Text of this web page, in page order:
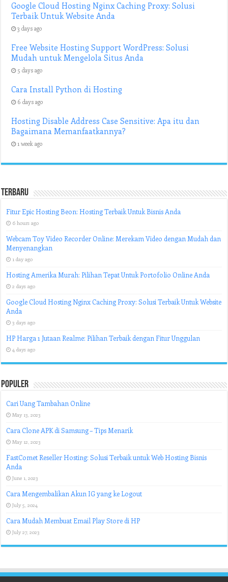
Google Cloud Hosting Nginx Caching Proxy: Solusi
Terbaik Untuk Website Anda
3 days ago
Free Website Hosting Support WordPress: Solusi
Mudah untuk Mengelola Situs Anda
5 days ago
Cara Install Python di Hosting
6 days ago
Hosting Disable Address Case Sensitive: Apa itu dan
Bagaimana Memanfaatkannya?
1 week ago
Terbaru
Fitur Epic Hosting Beon: Hosting Terbaik Untuk Bisnis Anda
6 hours ago
Webcam Toy Video Recorder Online: Merekam Video dengan Mudah dan
Menyenangkan
1 day ago
Hosting Amerika Murah: Pilihan Tepat Untuk Portofolio Online Anda
2 days ago
Google Cloud Hosting Nginx Caching Proxy: Solusi Terbaik Untuk Website
Anda
3 days ago
HP Harga 1 Jutaan Realme: Pilihan Terbaik dengan Fitur Unggulan
4 days ago
Populer
Cari Uang Tambahan Online
May 13, 2023
Cara Clone APK di Samsung – Tips Menarik
May 12, 2023
FastComet Reseller Hosting: Solusi Terbaik untuk Web Hosting Bisnis
Anda
June 1, 2023
Cara Mengembalikan Akun IG yang ke Logout
July 5, 2024
Cara Mudah Membuat Email Play Store di HP
July 27, 2023